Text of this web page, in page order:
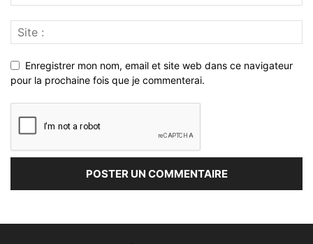
Enregistrer mon nom, email et site web dans ce navigateur
pour la prochaine fois que je commenterai.